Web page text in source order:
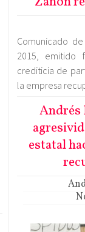
Comunicado
2015, emitido
crediticia de
la empresa
Andrés
estatal